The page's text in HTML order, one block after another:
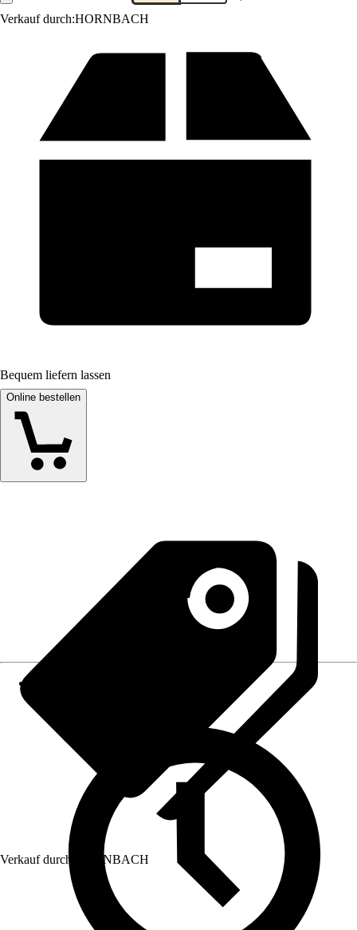
Verkauf durch:HORNBACH
Bequem liefern lassen
Online bestellen
Verkauf durch: HORNBACH